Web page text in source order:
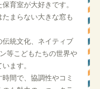
育室が大好きです。
まらない大きな窓も
伝統文化、ネイティブ
等こどもたちの世界や
ます。
間で、協調性やコミ